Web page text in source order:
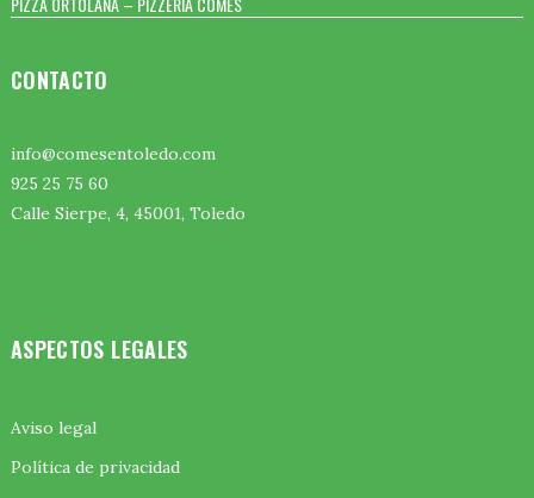
CONTACTO
info@comesentoledo.com
925 25 75 60
Calle Sierpe, 4, 45001, Toledo
ASPECTOS LEGALES
Aviso legal
Política de privacidad